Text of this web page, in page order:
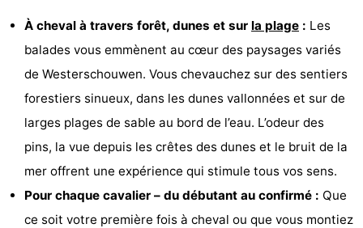
Julianahoeve
-
Livingstone
Port
Greve
Port
Zélande
Resort
Haamstede
Résidence
À cheval à travers forêt, dunes et sur la plage : Les
balades vous emmènent au cœur des paysages variés
de Westerschouwen. Vous chevauchez sur des sentiers
forestiers sinueux, dans les dunes vallonnées et sur de
larges plages de sable au bord de l’eau. L’odeur des
pins, la vue depuis les crêtes des dunes et le bruit de la
mer offrent une expérience qui stimule tous vos sens.
Pour chaque cavalier – du débutant au confirmé : Que
ce soit votre première fois à cheval ou que vous montiez